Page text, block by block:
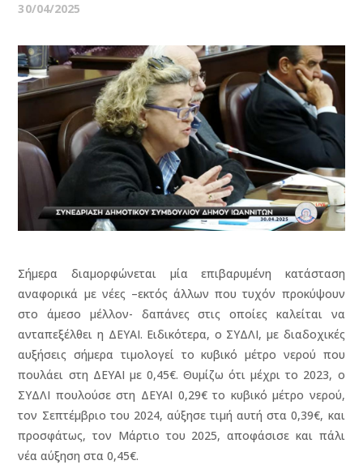
30/04/2025
Σήμερα διαμορφώνεται μία επιβαρυμένη κατάσταση
αναφορικά με νέες –εκτός άλλων που τυχόν προκύψουν
στο άμεσο μέλλον- δαπάνες στις οποίες καλείται να
ανταπεξέλθει η ΔΕΥΑΙ. Ειδικότερα, ο ΣΥΔΛΙ, με διαδοχικές
αυξήσεις σήμερα τιμολογεί το κυβικό μέτρο νερού που
πουλάει στη ΔΕΥΑΙ με 0,45€. Θυμίζω ότι μέχρι το 2023, ο
ΣΥΔΛΙ πουλούσε στη ΔΕΥΑΙ 0,29€ το κυβικό μέτρο νερού,
τον Σεπτέμβριο του 2024, αύξησε τιμή αυτή στα 0,39€, και
προσφάτως, τον Μάρτιο του 2025, αποφάσισε και πάλι
νέα αύξηση στα 0,45€.